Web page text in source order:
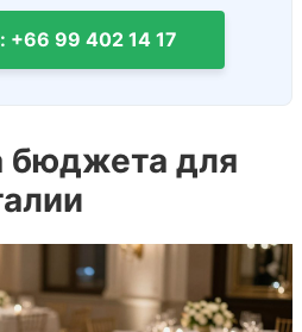
+66 99 402 14 17
бюджета для